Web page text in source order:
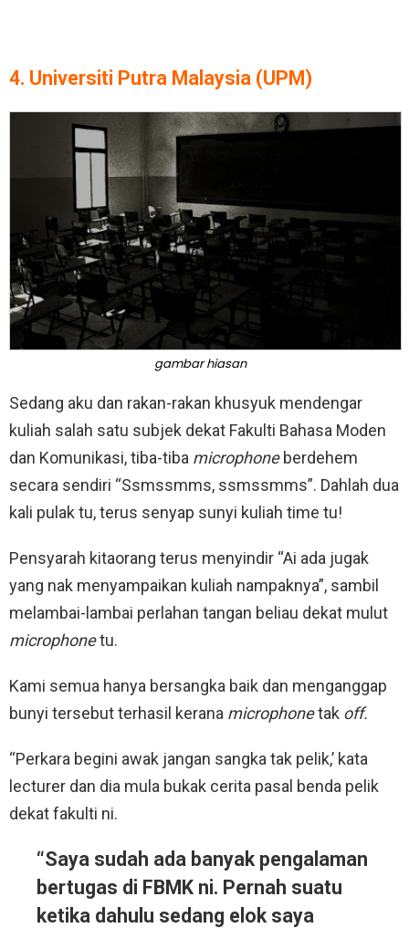
4. Universiti Putra Malaysia (UPM)
gambar hiasan
Sedang aku dan rakan-rakan khusyuk mendengar
kuliah salah satu subjek dekat Fakulti Bahasa Moden
dan Komunikasi, tiba-tiba microphoneberdehem
secara sendiri “Ssmssmms, ssmssmms”. Dahlah dua
kali pulak tu, terus senyap sunyi kuliah time tu!
Pensyarah kitaorang terus menyindir “Ai ada jugak
yang nak menyampaikan kuliah nampaknya”, sambil
melambai-lambai perlahan tangan beliau dekat mulut
microphonetu.
Kami semua hanya bersangka baik dan menganggap
bunyi tersebut terhasil kerana microphonetak off.
“Perkara begini awak jangan sangka tak pelik,’ kata
lecturer dan dia mula bukak cerita pasal benda pelik
dekat fakulti ni.
“Saya sudah ada banyak pengalaman
bertugas di FBMK ni. Pernah suatu
ketika dahulu sedang elok saya